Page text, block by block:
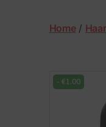
CentreHome/
- €1.00